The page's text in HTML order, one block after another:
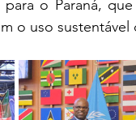
o Paraná,
o uso sustentável